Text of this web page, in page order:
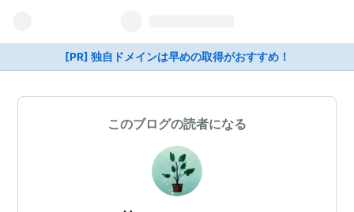
[PR] 独自ドメインは早めの取得がおすすめ！
このブログの読者になる